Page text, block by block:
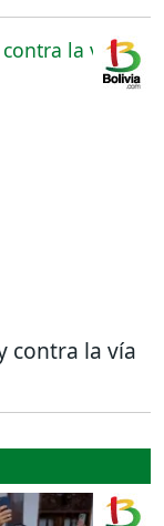
contra la vía